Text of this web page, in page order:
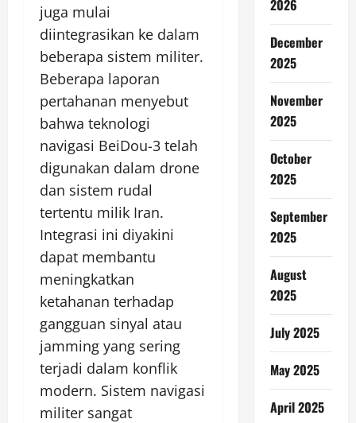
juga mulai
diintegrasikan ke dalam
beberapa sistem militer.
Beberapa laporan
pertahanan menyebut
bahwa teknologi
navigasi BeiDou-3 telah
digunakan dalam drone
dan sistem rudal
tertentu milik Iran.
Integrasi ini diyakini
dapat membantu
meningkatkan
ketahanan terhadap
gangguan sinyal atau
jamming yang sering
terjadi dalam konflik
modern. Sistem navigasi
militer sangat
2026
December
2025
November
2025
October
2025
September
2025
August
2025
July 2025
May 2025
April 2025